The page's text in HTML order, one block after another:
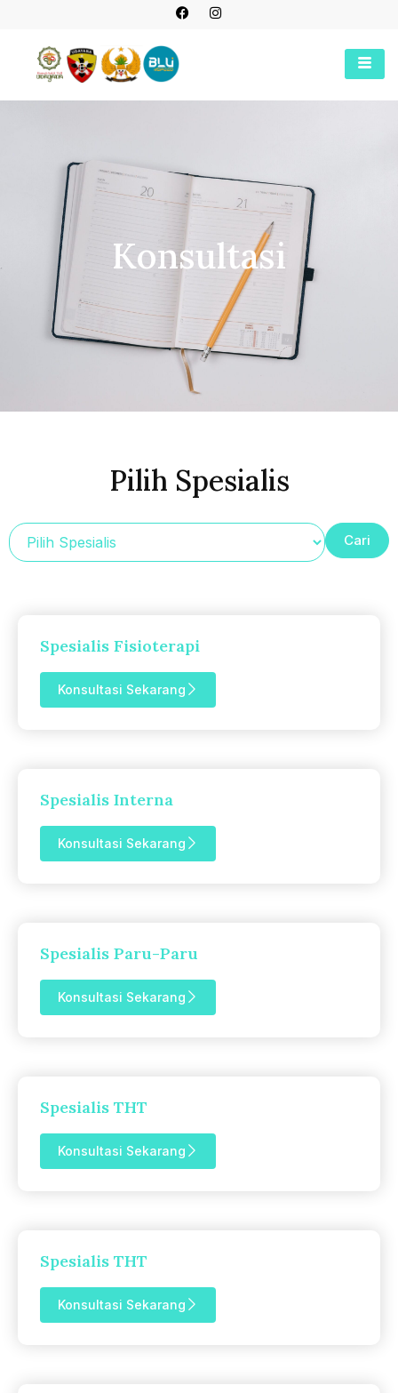
Konsultasi
Pilih Spesialis
Spesialis Fisioterapi
Konsultasi Sekarang
Spesialis Interna
Konsultasi Sekarang
Spesialis Paru-Paru
Konsultasi Sekarang
Spesialis THT
Konsultasi Sekarang
Spesialis THT
Konsultasi Sekarang